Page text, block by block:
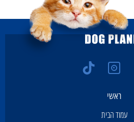
ראשי
עמוד הבית